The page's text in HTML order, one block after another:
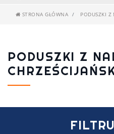
STRONA GŁÓWNA PODUSZKI Z
PODUSZKI Z